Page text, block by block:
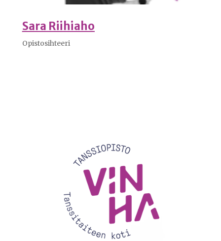
Sara Riihiaho
Opistosihteeri